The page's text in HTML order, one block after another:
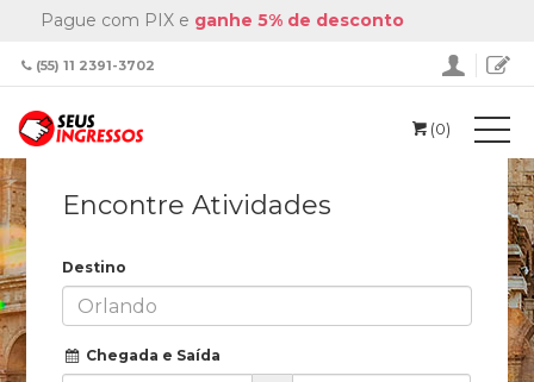
Pague com PIX e ganhe 5% de desconto
(55) 11 2391-3702
(0)
Encontre Atividades
Destino
Chegada e Saída